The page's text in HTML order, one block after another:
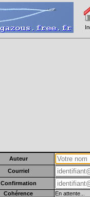
Auteur
Courriel
Confirmation
Cohérence
En attente...